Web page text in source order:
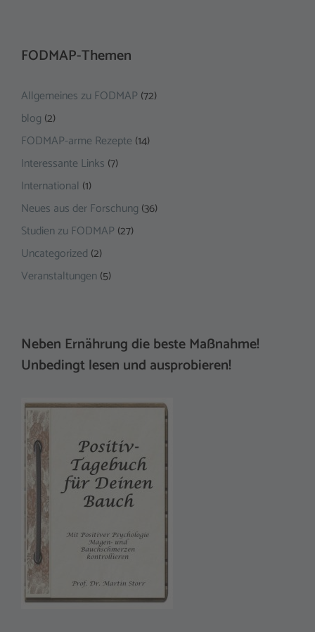
FODMAP-Themen
Allgemeines zu FODMAP (72)
blog (2)
FODMAP-arme Rezepte (14)
Interessante Links (7)
International (1)
Neues aus der Forschung (36)
Studien zu FODMAP (27)
Uncategorized (2)
Veranstaltungen (5)
Neben Ernährung die beste Maßnahme!
Unbedingt lesen und ausprobieren!